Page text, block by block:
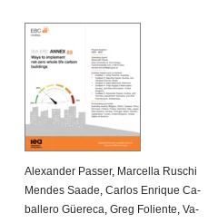
Alex­an­der Pas­ser, Mar­cel­la Ru­schi
Men­des Saade,Car­los En­ri­que Ca­
bal­le­ro Güe­re­ca,Greg Fo­li­en­te,Va­